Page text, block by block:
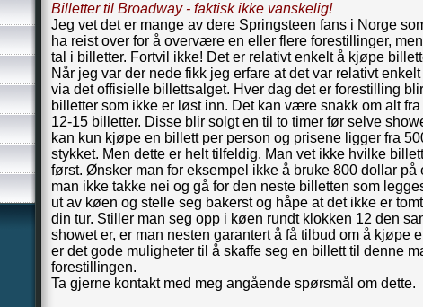
Billetter til Broadway - faktisk ikke vanskelig!
Jeg vet det er mange av dere Springsteen fans i Norge
ha reist over for å overvære en eller flere forestillinger,
tal i billetter. Fortvil ikke! Det er relativt enkelt å kjøpe
Når jeg var der nede fikk jeg erfare at det var relativt
via det offisielle billettsalget. Hver dag det er forestilling
billetter som ikke er løst inn. Det kan være snakk om alt fra
12-15 billetter. Disse blir solgt en til to timer før selve
kan kun kjøpe en billett per person og prisene ligger fra
stykket. Men dette er helt tilfeldig. Man vet ikke hvilke
først. Ønsker man for eksempel ikke å bruke 800 dollar på
man ikke takke nei og gå for den neste billetten som
ut av køen og stelle seg bakerst og håpe at det ikke er
din tur. Stiller man seg opp i køen rundt klokken 12 den
showet er, er man nesten garantert å få tilbud om å kjøpe
er det gode muligheter til å skaffe seg en billett til denne
forestillingen.
Ta gjerne kontakt med meg angående spørsmål om dette.